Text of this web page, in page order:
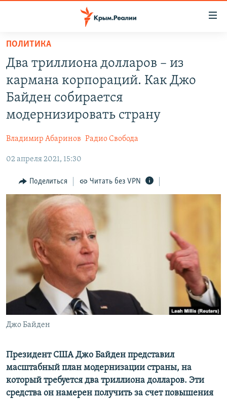
Вернуться
основному
содержанию
Вернутся
главной
Вернутся
СПЕЦПРОЕКТЫ
ГРУЗ 200
ВОДА
ИНТЕРАКТИВ
ИНФОГРАФИКА
ТЕЛЕПРОЕКТ КРЫМ.РЕАЛИИ
СОВЕТЫ ПРАВОЗАЩИТНИКОВ
ПРОПАВШИЕ БЕЗ ВЕСТИ
ПОБЕДИТЕЛЕЙ НЕ СУДЯТ?
КРЫМ.НЕПОКОРЕННЫЙ
ELIFBE
УКРАИНСКАЯ ПРОБЛЕМА КРЫМА
РАДІО СВОБОДА
КАК ОБОЙТИ БЛОКИРОВКУ
Qırımtatar
ПРИСОЕДИНЯЙТЕСЬ!
Все сайты RFE/RL
ПОЛИТИКА
Два триллиона долларов – из
кармана корпораций. Как Джо
Байден собирается
модернизировать страну
Владимир Абаринов Радио Свобода
02 апреля 2021, 15:30
Поделиться Читать без VPN
Джо Байден
Президент США Джо Байден представил
масштабный план модернизации страны, на
который требуется два триллиона долларов. Эти
средства он намерен получить за счет повышения